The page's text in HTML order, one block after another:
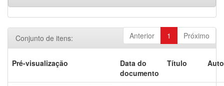
Anterior 1 Próximo
Conjunto de itens:
Pré-visualização
Data do
documento
Título